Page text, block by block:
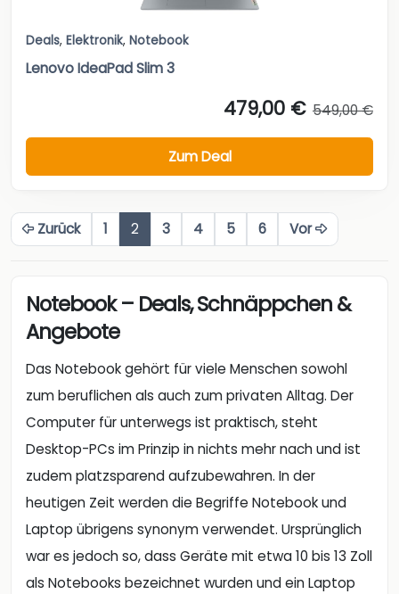
Deals, Elektronik, Notebook
Lenovo IdeaPad Slim 3
479,00 € 549,00 €
Zum Deal
Zurück 1 2 3 4 5 6 Vor
Notebook – Deals, Schnäppchen &
Angebote
Das Notebook gehört für viele Menschen sowohl
zum beruflichen als auch zum privaten Alltag. Der
Computer für unterwegs ist praktisch, steht
Desktop-PCs im Prinzip in nichts mehr nach und ist
zudem platzsparend aufzubewahren. In der
heutigen Zeit werden die Begriffe Notebook und
Laptop übrigens synonym verwendet. Ursprünglich
war es jedoch so, dass Geräte mit etwa 10 bis 13 Zoll
als Notebooks bezeichnet wurden und ein Laptop